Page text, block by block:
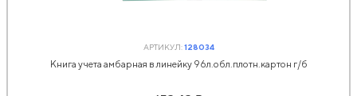
АРТИКУЛ:128034
Книга учета амбарная в линейку 96л.обл.плотн.картон г/б